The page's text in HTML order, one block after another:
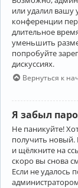
или удалил вашу
конференции
длительное
уменьшить
попробуйте
дискуссиях.
Вернуться к
Я забыл
Не паникуйте!
получить новый.
и щёлкните на
скоро вы снова
Если не удалось